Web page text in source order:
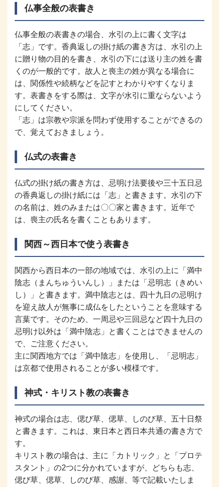
仏事全般の表書き
仏事全般の表書きの場合、水引の上に書く文字は
「志」です。香典返しの掛け紙の書き方は、水引の上
に贈り物の目的を書き、水引の下には送り主の姓を書
くのが一般的です。故人と喪主の姓が異なる場合に
は、関係性や続柄などを記すとわかりやすくなりま
す。表書きをする際は、文字が水引に重ならないよう
にしてください。
「志」は宗教や宗派を問わず使用することができるの
で、覚えておきましょう。
仏式の表書き
仏式の掛け紙の書き方は、忌明け法要後や三十五日忌
の香典返しの掛け紙には「志」と書きます。水引の下
の名前は、姓のみまたは〇〇家と書きます。近年で
は、喪主の氏名を書くこともあります。
関西～西日本で使う表書き
関西から西日本の一部の地域では、水引の上に「満中
陰志（まんちゅういんし）」または「忌明志（きめい
し）」と書きます。満中陰志とは、四十九日の忌明け
を迎え故人が無事に成仏をしたということを意味する
言葉です。そのため、一周忌や三回忌など四十九日の
忌明け以外は「満中陰志」と書くことはできませんの
で、ご注意ください。
主に関西地方では「満中陰志」を使用し、「忌明志」
は京都で使用されることが多い模様です。
神式・キリスト教の表書き
神式の場合は志、偲び草、偲草、しのび草、五十日祭
と書きます。これは、東日本と西日本共通の書き方で
す。
キリスト教の場合は、主に「カトリック」と「プロテ
スタント」の2つに分かれていますが、どちらも志、
偲び草、偲草、しのび草、感謝、等で記載いたしま